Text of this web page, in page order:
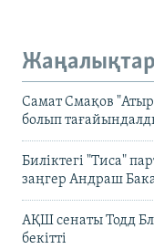
Жаңалықтар
Самат Смақов
болып
Биліктегі "Тиса"
заңгер Андраш
АҚШ сенаты Тодд
бекітті